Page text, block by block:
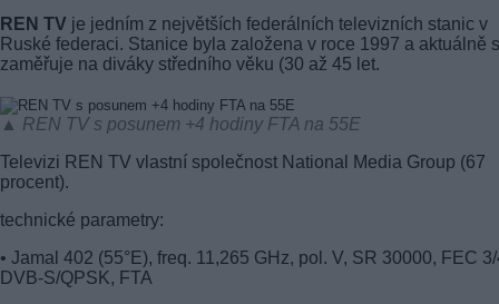
REN TV je jedním z největších federálních televizních stanic v
Ruské federaci. Stanice byla založena v roce 1997 a aktuálně
zaměřuje na diváky středního věku (30 až 45 let.
▲ REN TV s posunem +4 hodiny FTA na 55E
Televizi REN TV vlastní společnost National Media Group (67
procent).
technické parametry:
• Jamal 402 (55°E), freq. 11,265 GHz, pol. V, SR 30000, FEC
DVB-S/QPSK, FTA